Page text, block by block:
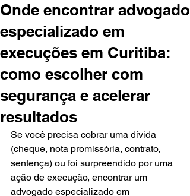
Onde encontrar advogado
especializado em
execuções em Curitiba:
como escolher com
segurança e acelerar
resultados
Se você precisa cobrar uma dívida
(cheque, nota promissória, contrato,
sentença) ou foi surpreendido por uma
ação de execução, encontrar um
advogado especializado em